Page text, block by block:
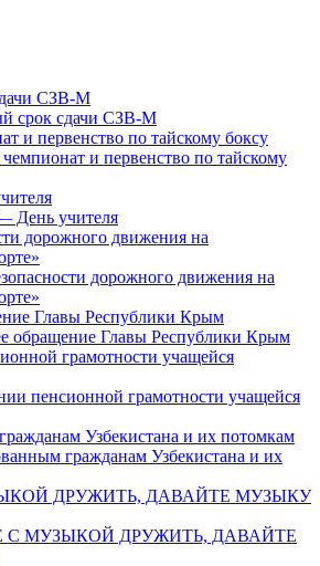
срок сдачи СЗВ-М
и первенство по тайскому
День учителя
дорожного движения на
обращение Главы Республики Крым
пенсионной грамотности учащейся
гражданам Узбекистана и их
С МУЗЫКОЙ ДРУЖИТЬ, ДАВАЙТЕ